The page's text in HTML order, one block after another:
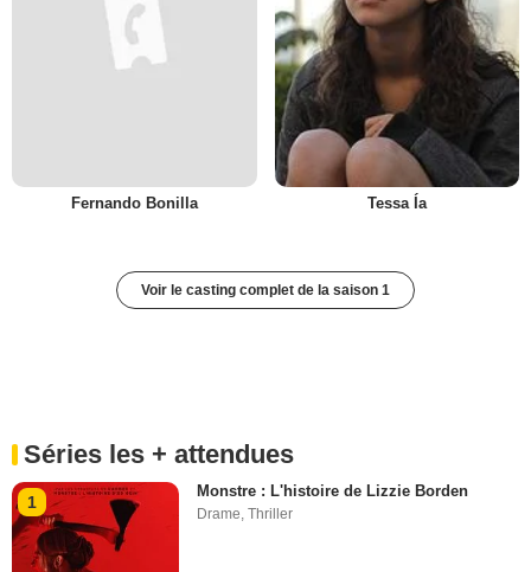
Fernando Bonilla Tessa Ía
Voir le casting complet de la saison 1
Séries les + attendues
1
Monstre : L'histoire de Lizzie Borden
Drame,Thriller